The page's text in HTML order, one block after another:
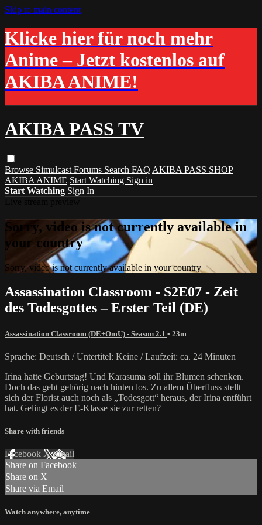
Skip to main content
Klicke hier für noch mehr
Anime – Jetzt kostenlos auf
AKIBA ANIME!
AKIBA PASS TV
Browse Simulcast Forums Search FAQ AKIBA PASS SHOP
AKIBA ANIME Start Watching Sign in
Start Watching Sign In
Sorry, video is not currently available in
your country
Sorry, video is not currently available in your country
Assassination Classroom - S2E07 - Zeit
des Todesgottes – Erster Teil (DE)
Assassination Classroom (DE+OmU) - Season 2.1 • 23m
Sprache: Deutsch / Untertitel: Keine / Laufzeít: ca. 24 Minuten
Irina hatte Geburtstag! Und Karasuma soll ihr Blumen schenken.
Doch das geht gehörig nach hinten los. Zu allem Überfluss stellt
sich der Florist auch noch als „Todesgott“ heraus, der Irina entführt
hat. Gelingt es der E-Klasse sie zur retten?
Share with friends
Facebook XEmail
Share on Facebook
Share on X
Share via Email
Watch anywhere, anytime